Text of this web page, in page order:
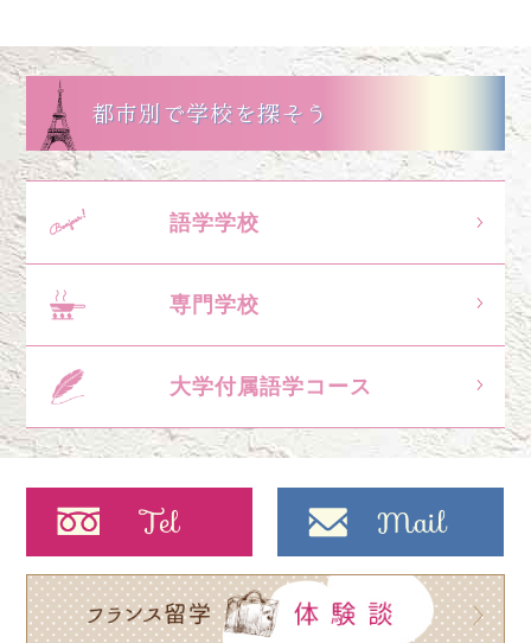
都市別で学校を探そう
語学学校
専門学校
大学付属語学コース